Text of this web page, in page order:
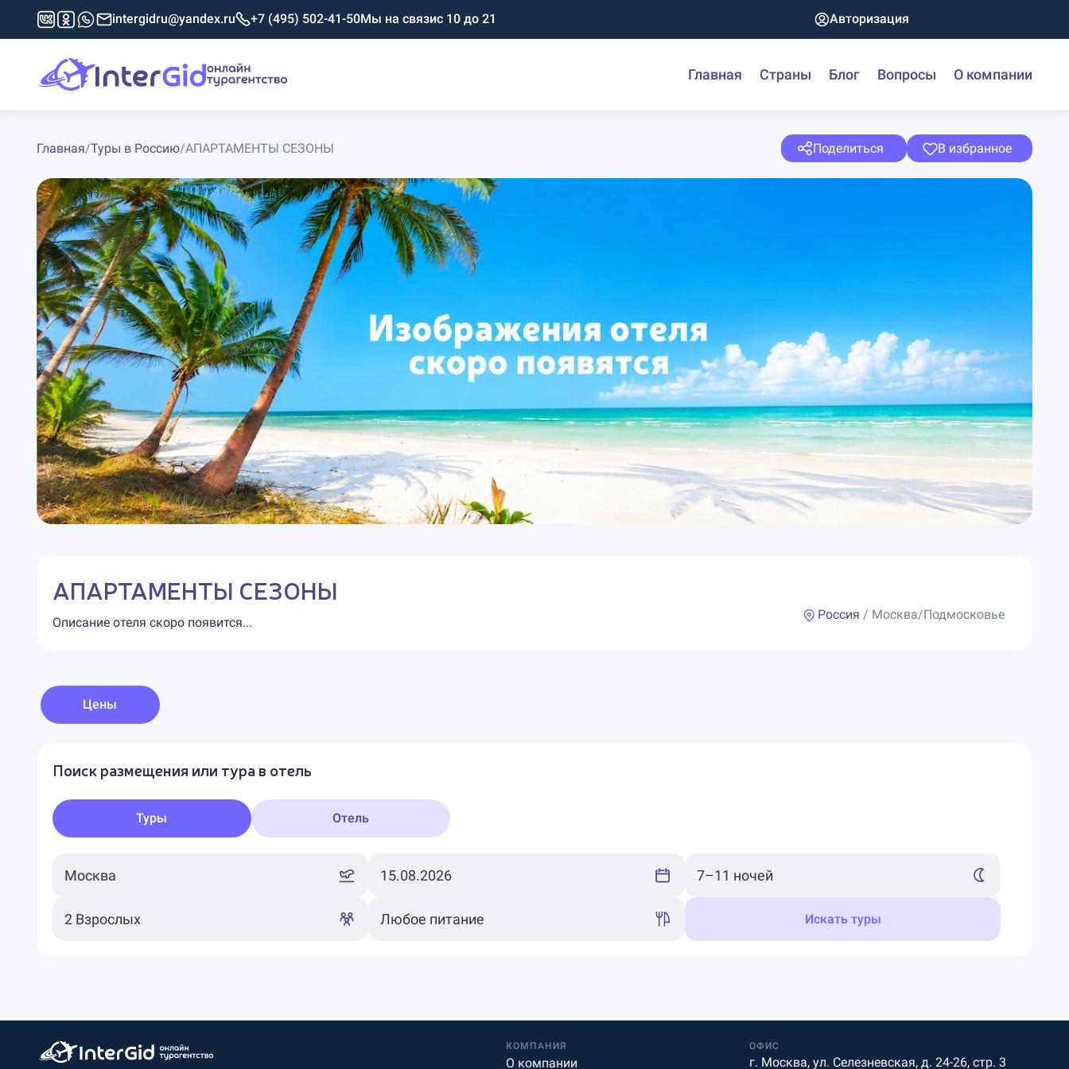
intergidru@yandex.ru +7 (495) 502-41-50Мы на связис 10 до 21 Авторизация
Главная Страны Блог Вопросы О компании
Главная/Туры в Россию/АПАРТАМЕНТЫ СЕЗОНЫ Поделиться В избранное
АПАРТАМЕНТЫ СЕЗОНЫ
Описание отеля скоро появится...
Россия / Москва/Подмосковье
Цены
Поиск размещения или тура в отель
Туры Отель
Искать туры
КОМПАНИЯ
О компании
ОФИС
г. Москва, ул. Селезневская, д. 24-26, стр. 3